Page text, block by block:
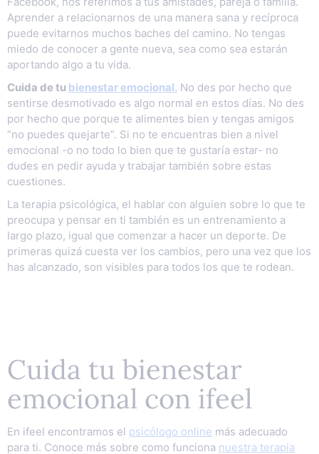
Aprender a relacionarnos de una manera sana y recíproca
puede evitarnos muchos baches del camino. No tengas
miedo de conocer a gente nueva, sea como sea estarán
aportando algo a tu vida.
Cuida de tu bienestar emocional. No des por hecho que
sentirse desmotivado es algo normal en estos días. No des
por hecho que porque te alimentes bien y tengas amigos
“no puedes quejarte”. Si no te encuentras bien a nivel
emocional -o no todo lo bien que te gustaría estar- no
dudes en pedir ayuda y trabajar también sobre estas
cuestiones.
La terapia psicológica, el hablar con alguien sobre lo que te
preocupa y pensar en ti también es un entrenamiento a
largo plazo, igual que comenzar a hacer un deporte. De
primeras quizá cuesta ver los cambios, pero una vez que los
has alcanzado, son visibles para todos los que te rodean.
Cuida tu bienestar
emocional con ifeel
En ifeel encontramos el psicólogo online más adecuado
para ti. Conoce más sobre como funciona nuestra terapia